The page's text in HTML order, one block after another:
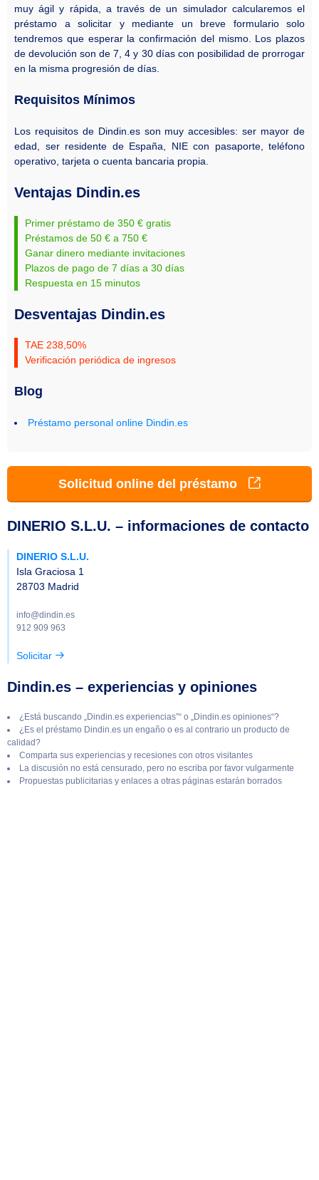
muy ágil y rápida, a través de un simulador calcularemos el
préstamo a solicitar y mediante un breve formulario solo
tendremos que esperar la confirmación del mismo. Los plazos
de devolución son de 7, 4 y 30 días con posibilidad de prorrogar
en la misma progresión de días.
Requisitos Mínimos
Los requisitos de Dindin.es son muy accesibles: ser mayor de
edad, ser residente de España, NIE con pasaporte, teléfono
operativo, tarjeta o cuenta bancaria propia.
Ventajas Dindin.es
Primer préstamo de 350 € gratis
Préstamos de 50 € a 750 €
Ganar dinero mediante invitaciones
Plazos de pago de 7 días a 30 días
Respuesta en 15 minutos
Desventajas Dindin.es
TAE 238,50%
Verificación periódica de ingresos
Blog
Préstamo personal online Dindin.es
Solicitud online del préstamo
DINERIO S.L.U. – informaciones de contacto
DINERIO S.L.U.
Isla Graciosa 1
28703 Madrid
info@dindin.es
912 909 963
Solicitar
Dindin.es – experiencias y opiniones
¿Está buscando „Dindin.es experiencias”“ o „Dindin.es opiniones“?
¿Es el préstamo Dindin.es un engaño o es al contrario un producto de
calidad?
Comparta sus experiencias y recesiones con otros visitantes
La discusión no está censurado, pero no escriba por favor vulgarmente
Propuestas publicitarias y enlaces a otras páginas estarán borrados